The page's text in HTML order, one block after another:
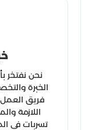
نحن نفتخر
الخبرة
فريق
اللازمة
تسربات في